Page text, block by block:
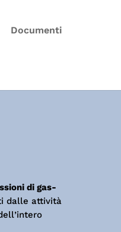
Documenti
di gas-
dalle attività